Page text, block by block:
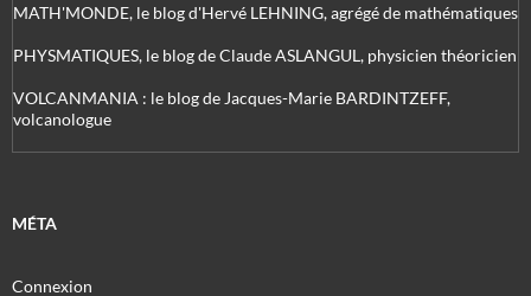
MATH'MONDE, le blog d'Hervé LEHNING, agrégé de mathématiques
PHYSMATIQUES, le blog de Claude ASLANGUL, physicien théoricien
VOLCANMANIA : le blog de Jacques-Marie BARDINTZEFF,
volcanologue
MÉTA
Connexion